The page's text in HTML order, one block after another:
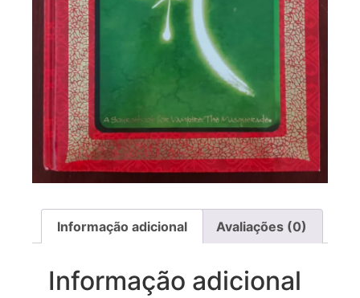
Informação adicional Avaliações (0)
Informação adicional